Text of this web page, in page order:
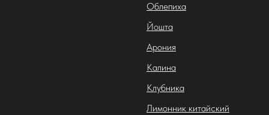
Облепиха
Йошта
Арония
Калина
Клубника
Лимонник китайский